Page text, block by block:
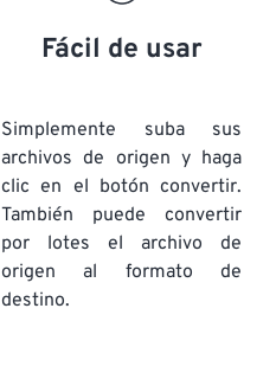
Fácil de usar
Simplemente suba sus
archivos de origen y haga
clic en el botón convertir.
También puede convertir
por lotesel archivo de
origen al formato de
destino.